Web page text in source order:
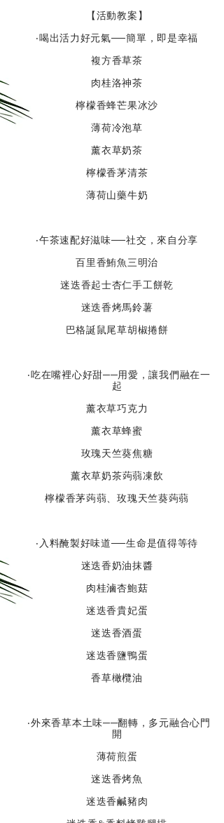
【活動教案】
‧喝出活力好元氣──簡單，即是幸福
複方香草茶
肉桂洛神茶
檸檬香蜂芒果冰沙
薄荷冷泡草
薰衣草奶茶
檸檬香茅清茶
薄荷山藥牛奶
‧午茶速配好滋味──社交，來自分享
百里香鮪魚三明治
迷迭香起士杏仁手工餅乾
迷迭香烤馬鈴薯
巴格誕鼠尾草胡椒捲餅
‧吃在嘴裡心好甜──用愛，讓我們融在一
起
薰衣草巧克力
薰衣草蜂蜜
玫瑰天竺葵焦糖
薰衣草奶茶蒟蒻凍飲
檸檬香茅蒟蒻、玫瑰天竺葵蒟蒻
‧入料醃製好味道──生命是值得等待
迷迭香奶油抹醬
肉桂滷杏鮑菇
迷迭香貴妃蛋
迷迭香酒蛋
迷迭香鹽鴨蛋
香草橄欖油
‧外來香草本土味──翻轉，多元融合心門
開
薄荷煎蛋
迷迭香烤魚
迷迭香鹹豬肉